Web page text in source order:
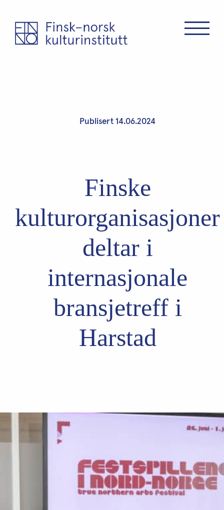
Publisert 14.06.2024
Finske
kulturorganisasjoner
deltar i
internasjonale
bransjetreff i
Harstad